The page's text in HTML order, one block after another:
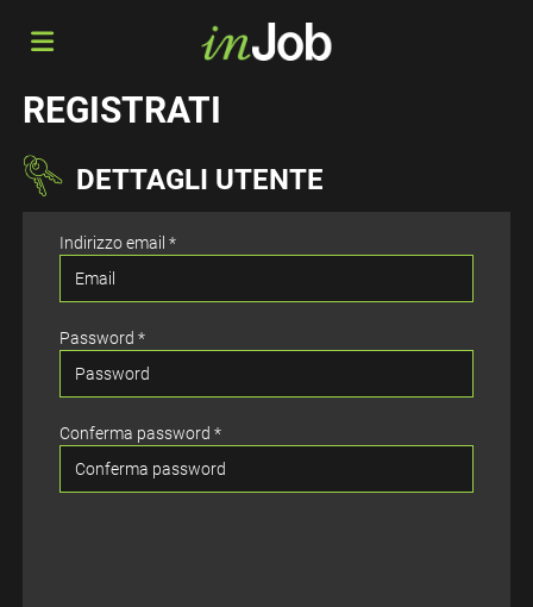
Torna
alla
home
Offerte
di
lavoro
Registrati
Login
Lingua
REGISTRATI
DETTAGLI UTENTE
Indirizzo email *
Password *
Conferma password *